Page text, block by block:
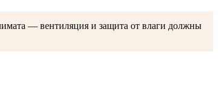
— вентиляция и защита от влаги должны